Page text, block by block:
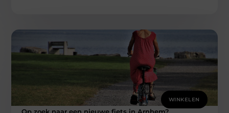
WINKELEN
Op zoek naar een nieuwe fiets in Arnhem?